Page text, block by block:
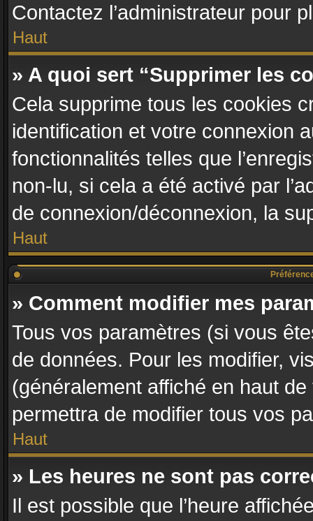
Contactez l’administrateur pour
Haut
» A quoi sert “Supprimer les
Cela supprime tous les cookies
identification et votre connexion
fonctionnalités telles que
non-lu, si cela a été activé par
de connexion/déconnexion, la
Haut
» Comment modifier mes
Tous vos paramètres (si vous
de données. Pour les modifier,
(généralement affiché en haut
permettra de modifier tous vos
Haut
» Les heures ne sont pas
Il est possible que l’heure